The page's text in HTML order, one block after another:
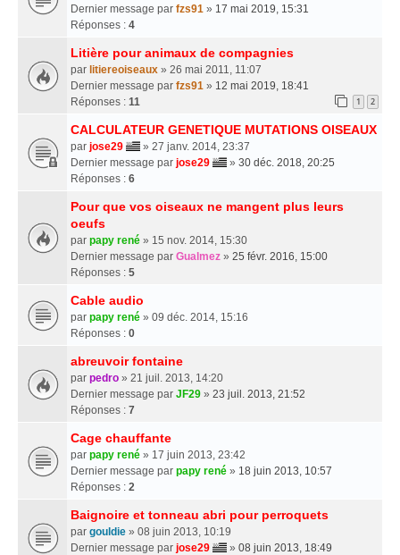
Dernier message par fzs91 » 17 mai 2019, 15:31
Réponses : 4
Litière pour animaux de compagnies
par litiereoiseaux » 26 mai 2011, 11:07
Dernier message par fzs91 » 12 mai 2019, 18:41
Réponses : 11 1 2
CALCULATEUR GENETIQUE MUTATIONS OISEAUX
par jose29
» 27 janv. 2014, 23:37
Dernier message par jose29 » 30 déc. 2018, 20:25
Réponses : 6
Pour que vos oiseaux ne mangent plus leurs
oeufs
par papy rené » 15 nov. 2014, 15:30
Dernier message par Gualmez » 25 févr. 2016, 15:00
Réponses : 5
Cable audio
par papy rené » 09 déc. 2014, 15:16
Réponses : 0
abreuvoir fontaine
par pedro » 21 juil. 2013, 14:20
Dernier message par JF29 » 23 juil. 2013, 21:52
Réponses : 7
Cage chauffante
par papy rené » 17 juin 2013, 23:42
Dernier message par papy rené » 18 juin 2013, 10:57
Réponses : 2
Baignoire et tonneau abri pour perroquets
par gouldie » 08 juin 2013, 10:19
Dernier message par jose29 » 08 juin 2013, 18:49